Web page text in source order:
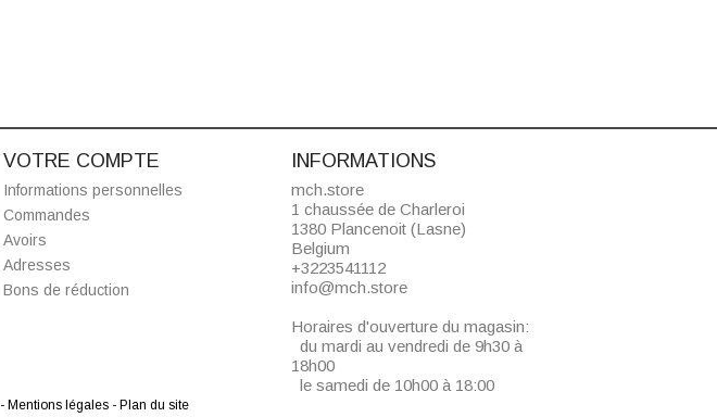
VOTRE COMPTE
Informations personnelles
Commandes
Avoirs
Adresses
Bons de réduction
INFORMATIONS
mch.store
1 chaussée de Charleroi
1380 Plancenoit (Lasne)
Belgium
+3223541112
info@mch.store
Horaires d'ouverture du magasin:
du mardi au vendredi de 9h30 à
18h00
le samedi de 10h00 à 18:00
- Mentions légales - Plan du site